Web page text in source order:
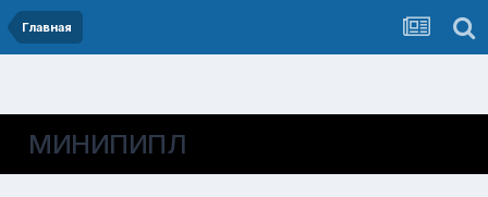
Главная
МИНИПИПЛ